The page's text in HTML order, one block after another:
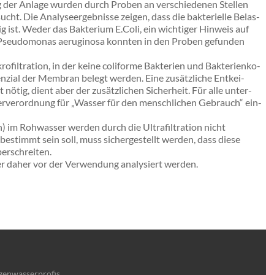
An­la­ge wur­den durch Pro­ben an ver­schie­de­nen Stel­len
Die Ana­ly­se­er­geb­nis­se zei­gen, dass die bak­te­ri­el­le Be­las­
ist. Weder das Bak­te­ri­um E.​Coli, ein wich­ti­ger Hin­weis auf
aeru­gi­no­sa konn­ten in den Pro­ben ge­fun­den
in der keine co­li­for­me Bak­te­ri­en und Bak­te­ri­en­ko­
der Mem­bran be­legt wer­den. Eine zu­sätz­li­che Ent­kei­
dient aber der zu­sätz­li­chen Si­cher­heit. Für alle un­ter­
für „Was­ser für den mensch­li­chen Ge­brauch“ ein­
im Rohwasser werden durch die Ultrafiltration nicht
sein soll, muss sichergestellt werden, dass diese
daher vor der Verwendung analysiert werden.